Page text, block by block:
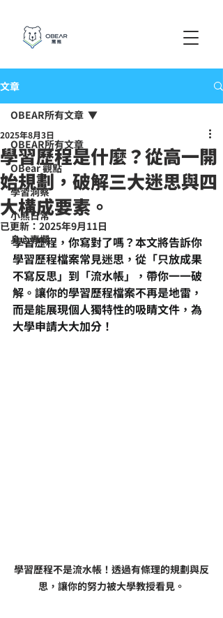
文章
OBEAR所有文章
OBear 觀點
學習洞察
小熊日常
身心專欄
OBEAR所有文章
學習歷程是什麼？從高一開
始規劃，破解三大迷思與四
大構成要素。
2025年8月3日
已更新： 2025年9月11日
學習歷程，你寫對了嗎？本文將告訴你
學習歷程檔案常見迷思，從「只放成果
不寫反思」到「流水帳」，帶你一一破
解。讓你的學習歷程檔案不再是地雷，
而是能展現個人獨特性的吸睛文件，為
大學申請大大加分！
學習歷程不是流水帳！透過有條理的規劃與反
思，讓你的努力被大學教授看見。